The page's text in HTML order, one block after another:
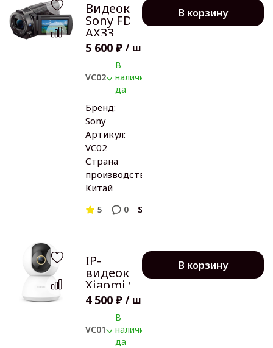
5 600 ₽ / шт
Видеокамера
Sony FDR-
AX33
В
наличии:
да
VC02
Бренд:
Sony
Артикул:
VC02
Страна
производства:
Китай
5 0 Sony
В корзину
4 500 ₽ / шт
IP-
видеокамера
Xiaomi Smart
Camera C300
XMC01В
наличии:
да
VC01
В корзину